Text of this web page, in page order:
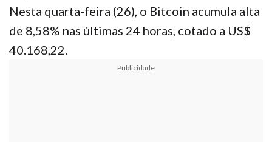
Nesta quarta-feira (26), o Bitcoin acumula alta
de 8,58% nas últimas 24 horas, cotado a US$
40.168,22.
Publicidade